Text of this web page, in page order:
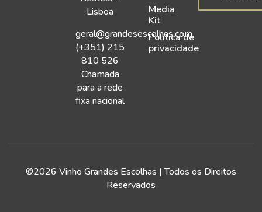
Lisboa
geral@grandesescolhas.com
(+351) 215
810 526
Chamada
para a rede
fixa nacional
Media
Kit
Política de
privacidade
©2026 Vinho Grandes Escolhas | Todos os Direitos
Reservados